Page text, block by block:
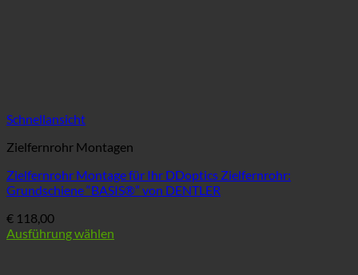
Schnellansicht
Zielfernrohr Montagen
Zielfernrohr Montage für Ihr DDoptics Zielfernrohr:
Grundschiene “BASIS®” von DENTLER
€ 118,00
Ausführung wählen